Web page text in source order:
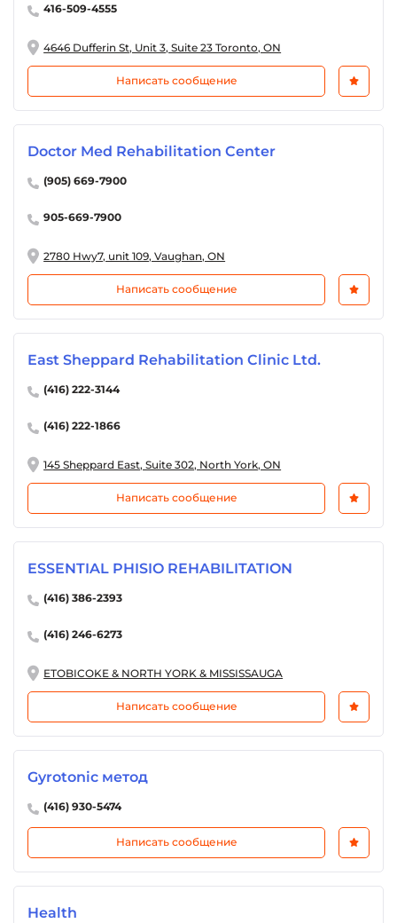
416-509-4555
4646 Dufferin St, Unit 3, Suite 23 Toronto, ON
Написать сообщение
Doctor Med Rehabilitation Center
(905) 669-7900
905-669-7900
2780 Hwy7, unit 109, Vaughan, ON
Написать сообщение
East Sheppard Rehabilitation Clinic Ltd.
(416) 222-3144
(416) 222-1866
145 Sheppard East, Suite 302, North York, ON
Написать сообщение
ESSENTIAL PHISIO REHABILITATION
(416) 386-2393
(416) 246-6273
ETOBICOKE & NORTH YORK & MISSISSAUGA
Написать сообщение
Gyrotonic метод
(416) 930-5474
Написать сообщение
Health